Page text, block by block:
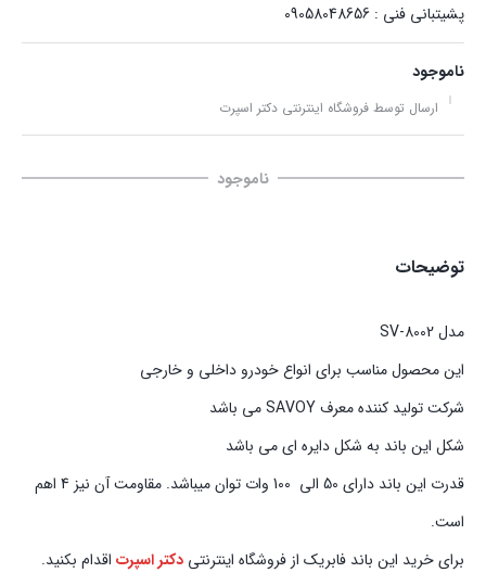
پشیتبانی فنی : 09058048656
ناموجود
ارسال توسط فروشگاه اینترنتی دکتر اسپرت
ناموجود
توضیحات
مدل SV-8002
این محصول مناسب برای انواع خودرو داخلی و خارجی
شرکت تولید کننده معرف SAVOY می باشد
شکل این باند به شکل دایره ای می باشد
قدرت این باند دارای 50 الی 100 وات توان میباشد. مقاومت آن نیز 4 اهم
است.
برای خرید این باند فابریک از فروشگاه اینترنتی دکتر اسپرت اقدام بکنید.